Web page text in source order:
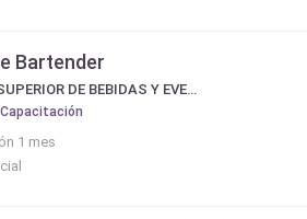
Bartender
ESCUELA SUPERIOR DE BEBIDAS Y EVENTOS
1 mes